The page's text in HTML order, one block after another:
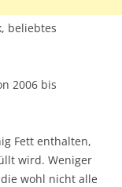
beliebtes
2006 bis
Fett enthalten,
wird. Weniger
wohl nicht alle